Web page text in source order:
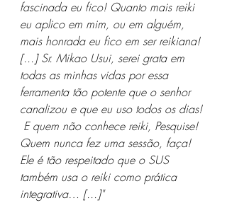
fascinada eu fico! Quanto mais reiki
eu aplico em mim, ou em alguém,
mais honrada eu fico em ser reikiana!
[...] Sr. Mikao Usui, serei grata em
todas as minhas vidas por essa
ferramenta tão potente que o senhor
canalizou e que eu uso todos os dias!
E quem não conhece reiki, Pesquise!
Quem nunca fez uma sessão, faça!
Ele é tão respeitado que o SUS
também usa o reiki como prática
integrativa… [...]"